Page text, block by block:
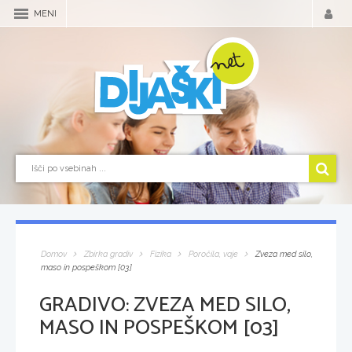
MENI
Domov Zbirka gradiv Fizika Poročila, vaje
Zveza med silo,
maso in pospeškom [03]
GRADIVO:ZVEZA MED SILO,
MASO IN POSPEŠKOM [03]